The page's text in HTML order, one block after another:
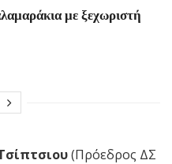
με ξεχωριστή
(Πρόεδρος ΔΣ